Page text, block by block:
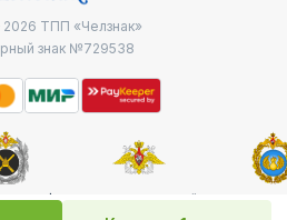
ТПП «Челзнак»
знак №729538
ВС РФ
Военно-морской